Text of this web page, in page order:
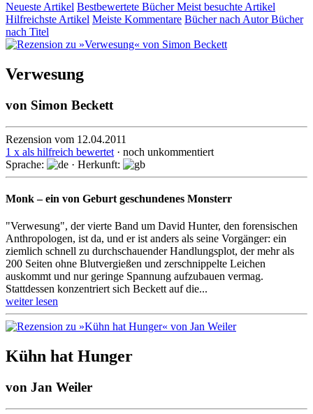
Neueste Artikel Bestbewertete BücherMeist besuchte Artikel
Hilfreichste Artikel Meiste Kommentare Bücher nach AutorBücher
nach Titel
Verwesung
von Simon Beckett
Rezension vom 12.04.2011
1 x als hilfreich bewertet · noch unkommentiert
Sprache:
· Herkunft:
Monk – ein von Geburt geschundenes Monsterr
"Verwesung", der vierte Band um David Hunter, den forensischen
Anthropologen, ist da, und er ist anders als seine Vorgänger: ein
ziemlich schnell zu durchschauender Handlungsplot, der mehr als
200 Seiten ohne Blutvergießen und zerschnippelte Leichen
auskommt und nur geringe Spannung aufzubauen vermag.
Stattdessen konzentriert sich Beckett auf die...
weiter lesen
Kühn hat Hunger
von Jan Weiler